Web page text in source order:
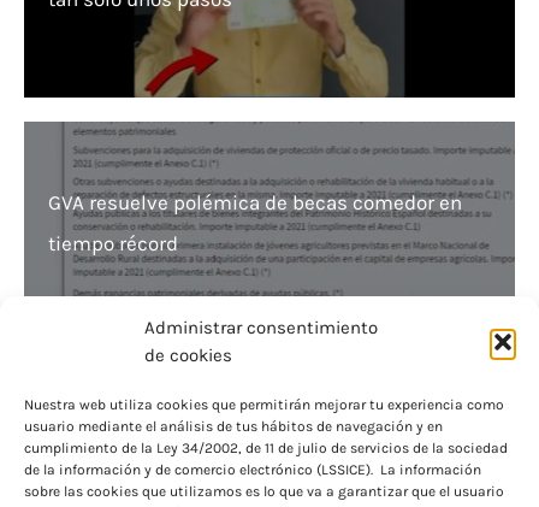
Administrar consentimiento
de cookies
Nuestra web utiliza cookies que permitirán mejorar tu experiencia como
usuario mediante el análisis de tus hábitos de navegación y en
cumplimiento de la Ley 34/2002, de 11 de julio de servicios de la sociedad
de la información y de comercio electrónico (LSSICE). La información
sobre las cookies que utilizamos es lo que va a garantizar que el usuario
GVA resuelve polémica de becas comedor en
tiempo récord
Ayudas Erasmus+ en Andalucía para FP y Artes:
nuevo acuerdo de la Junta